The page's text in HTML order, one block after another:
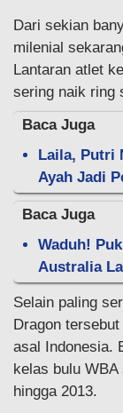
Dari sekian
milenial
Lantaran atlet
sering naik ring
Baca Juga
Laila, Putri
Ayah Jadi
Baca Juga
Waduh!
Australia
Selain paling
Dragon
asal Indonesia.
kelas bulu
hingga 2013.